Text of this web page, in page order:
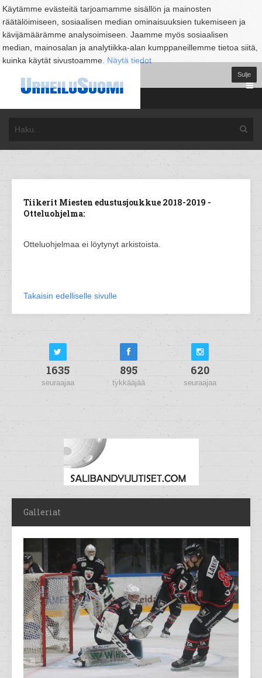
Käytämme evästeitä tarjoamamme sisällön ja mainosten
räätälöimiseen, sosiaalisen median ominaisuuksien tukemiseen ja
kävijämäärämme analysoimiseen. Jaamme myös sosiaalisen
median, mainosalan ja analytiikka-alan kumppaneillemme tietoa siitä,
kuinka käytät sivustoamme. Näytä tiedot
Sulje
Tiikerit Miesten edustusjoukkue 2018-2019 -
Otteluohjelma:
Otteluohjelmaa ei löytynyt arkistoista.
Takaisin edelliselle sivulle
1635
seuraajaa
895
tykkääjää
620
seuraajaa
Galleriat